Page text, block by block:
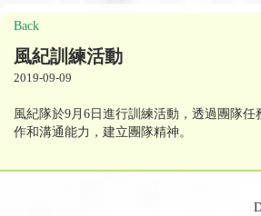
Back
風紀訓練活動
2019-09-09
風紀隊於9月6日進行訓練活動，透過團隊任
作和溝通能力，建立團隊精神。